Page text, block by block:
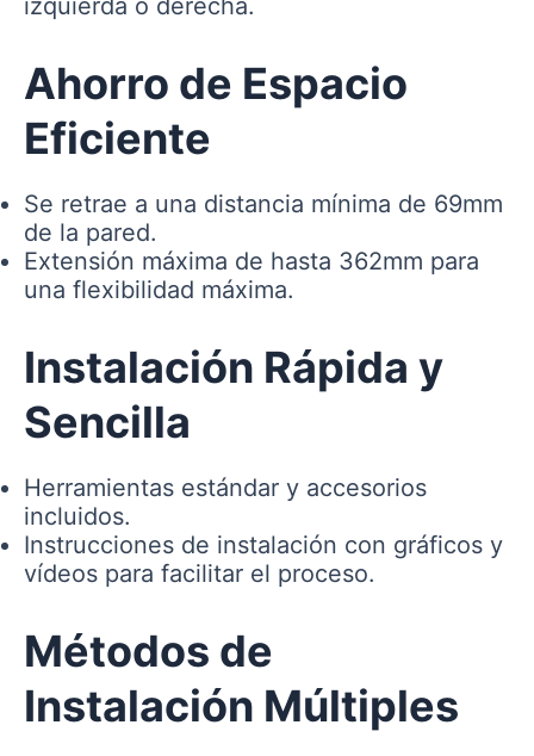
izquierda o derecha.
Ahorro de Espacio
Eficiente
Se retrae a una distancia mínima de 69mm
de la pared.
Extensión máxima de hasta 362mm para
una flexibilidad máxima.
Instalación Rápida y
Sencilla
Herramientas estándar y accesorios
incluidos.
Instrucciones de instalación con gráficos y
vídeos para facilitar el proceso.
Métodos de
Instalación Múltiples